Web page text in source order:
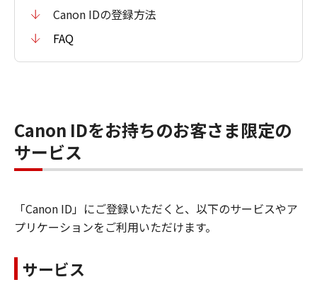
Canon IDの登録方法
FAQ
Canon IDをお持ちのお客さま限定の
サービス
「Canon ID」にご登録いただくと、以下のサービスやア
プリケーションをご利用いただけます。
サービス